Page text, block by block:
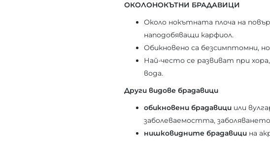
ОКОЛОНОКЪТНИ БРАДАВИЦИ
Около нокътната плоча на
наподобяващи карфиол.
Обикновено са безсимптомни,
Най-често се развиват при
вода.
Други видове брадавици
обикновени брадавици или
заболеваемостта,
нишковидните брадавици на